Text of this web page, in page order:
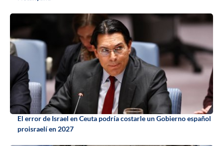
El error de Israel en Ceuta podría costarle un Gobierno español
proisraelí en 2027